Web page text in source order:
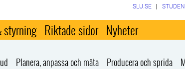
SLU.SE
styrning Riktade sidor Nyheter
Planera, anpassa och mäta Producera och sprida